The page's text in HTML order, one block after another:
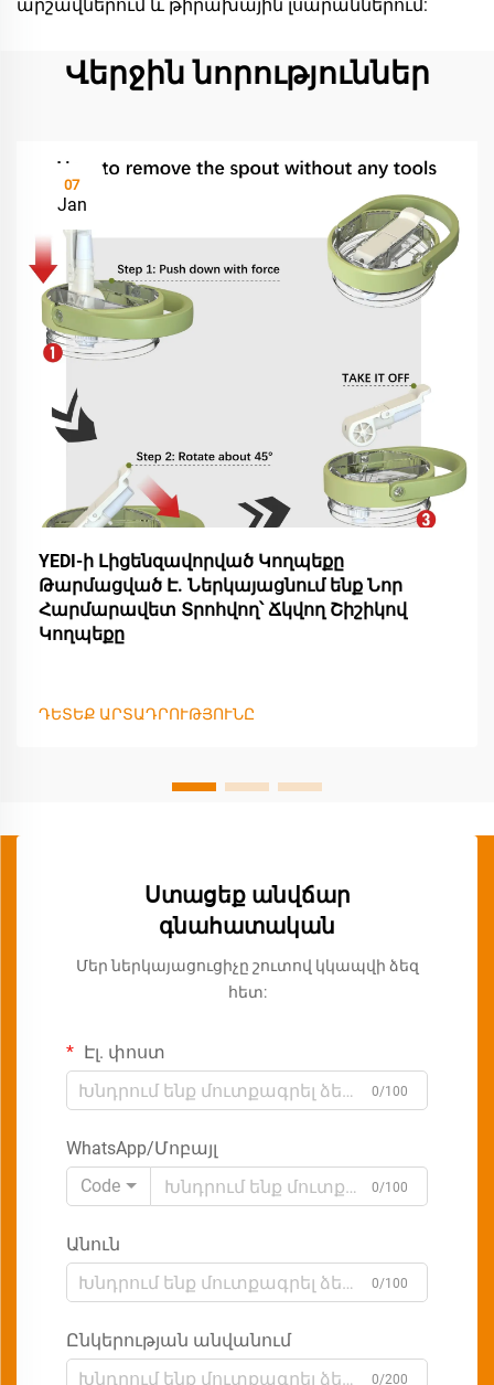
արշավներում և թիրախային լսարաններում:
Վերջին նորություններ
07
Jan
YEDI-ի Լիցենզավորված Կողպեքը
Թարմացված Է. Ներկայացնում ենք Նոր
Հարմարավետ Տրոհվող՝ Ճկվող Շիշիկով
Կողպեքը
ԴԵՏԵՔ ԱՐՏԱԴՐՈՒԹՅՈՒՆԸ
Ստացեք անվճար
գնահատական
Մեր ներկայացուցիչը շուտով կկապվի ձեզ
հետ:
Էլ. փոստ
0/100
WhatsApp/Մոբայլ
Code
0/100
Անուն
0/100
Ընկերության անվանում
0/200